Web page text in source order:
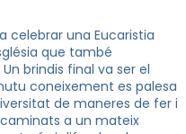
celebrar una Eucaristia
que també
Un brindis final va ser el
coneixement es palesa
de maneres de fer i
a un mateix